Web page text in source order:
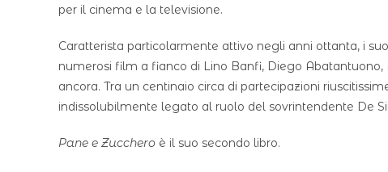
per il cinema e la televisione.
Caratterista particolarmente attivo negli anni ottanta, i
numerosi film a fianco di Lino Banfi, Diego
ancora. Tra un centinaio circa di partecipazioni
indissolubilmente legato al ruolo del sovrintendente De
Pane e Zucchero è il suo secondo libro.